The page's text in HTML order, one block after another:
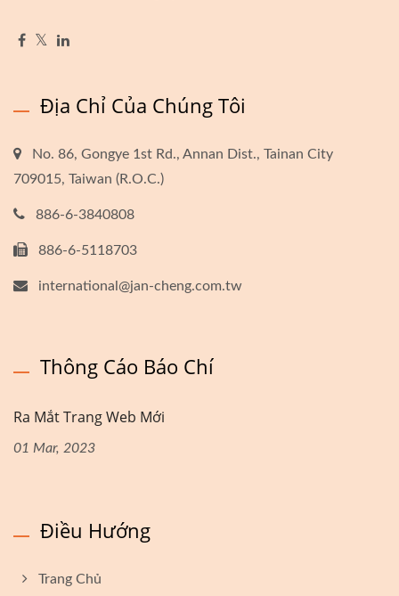
Địa Chỉ Của Chúng Tôi
No. 86, Gongye 1st Rd., Annan Dist., Tainan City
709015, Taiwan (R.O.C.)
886-6-3840808
886-6-5118703
international@jan-cheng.com.tw
Thông Cáo Báo Chí
Ra Mắt Trang Web Mới
01 Mar, 2023
Điều Hướng
Trang Chủ